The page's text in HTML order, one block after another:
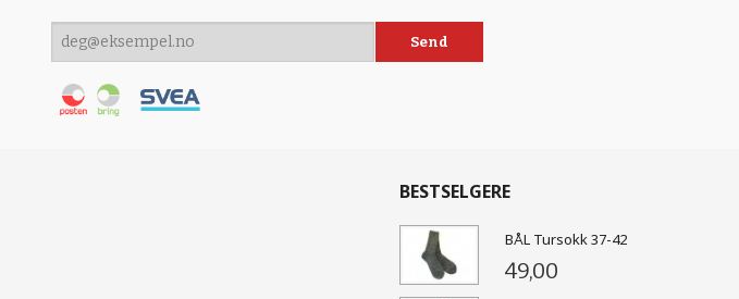
BESTSELGERE
BÅL Tursokk 37-42
49,00